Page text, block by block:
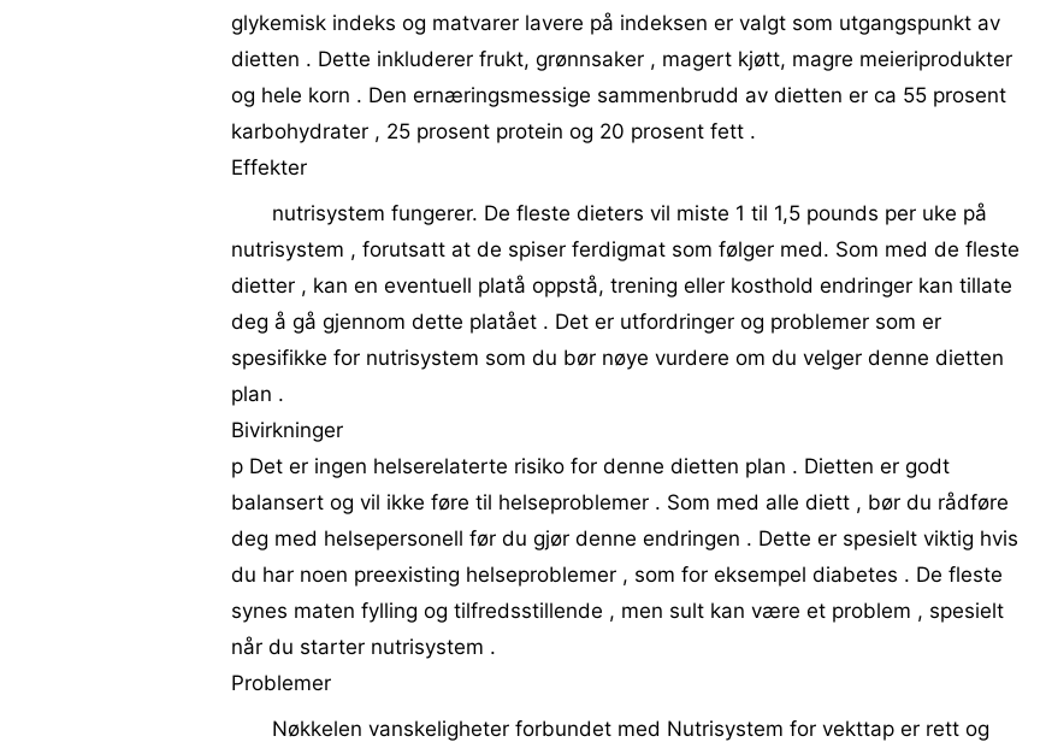
glykemisk indeks og matvarer lavere på indeksen er valgt som utgangspunkt av
dietten . Dette inkluderer frukt, grønnsaker , magert kjøtt, magre meieriprodukter
og hele korn . Den ernæringsmessige sammenbrudd av dietten er ca 55 prosent
karbohydrater , 25 prosent protein og 20 prosent fett .
Effekter
nutrisystem fungerer. De fleste dieters vil miste 1 til 1,5 pounds per uke på
nutrisystem , forutsatt at de spiser ferdigmat som følger med. Som med de fleste
dietter , kan en eventuell platå oppstå, trening eller kosthold endringer kan tillate
deg å gå gjennom dette platået . Det er utfordringer og problemer som er
spesifikke for nutrisystem som du bør nøye vurdere om du velger denne dietten
plan .
Bivirkninger
p Det er ingen helserelaterte risiko for denne dietten plan . Dietten er godt
balansert og vil ikke føre til helseproblemer . Som med alle diett , bør du rådføre
deg med helsepersonell før du gjør denne endringen . Dette er spesielt viktig hvis
du har noen preexisting helseproblemer , som for eksempel diabetes . De fleste
synes maten fylling og tilfredsstillende , men sult kan være et problem , spesielt
når du starter nutrisystem .
Problemer
Nøkkelen vanskeligheter forbundet med Nutrisystem for vekttap er rett og